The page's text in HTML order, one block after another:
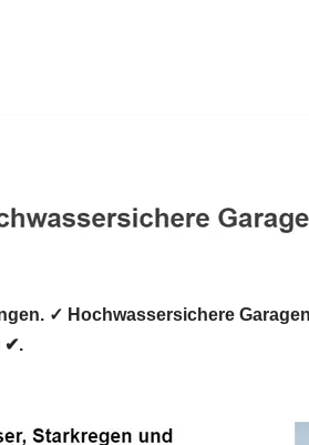
✓ Hochwassersichere
✔.